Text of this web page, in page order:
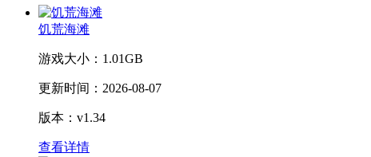
饥荒海滩
游戏大小： 1.01GB
更新时间： 2026-08-07
版本：v1.34
查看详情